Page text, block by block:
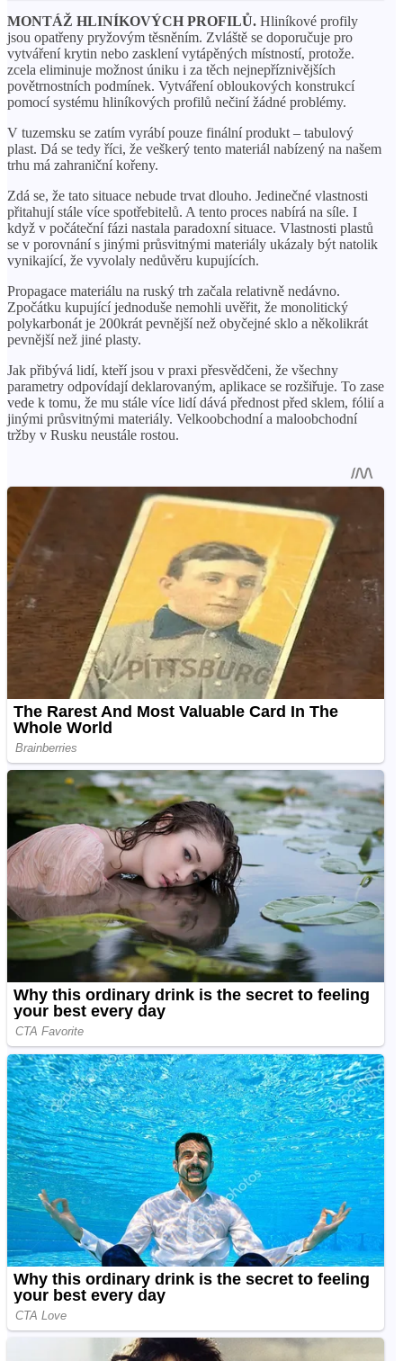
MONTÁŽ HLINÍKOVÝCH PROFILŮ. Hliníkové profily
jsou opatřeny pryžovým těsněním. Zvláště se doporučuje pro
vytváření krytin nebo zasklení vytápěných místností, protože.
zcela eliminuje možnost úniku i za těch nejnepříznivějších
povětrnostních podmínek. Vytváření obloukových konstrukcí
pomocí systému hliníkových profilů nečiní žádné problémy.
V tuzemsku se zatím vyrábí pouze finální produkt – tabulový
plast. Dá se tedy říci, že veškerý tento materiál nabízený na našem
trhu má zahraniční kořeny.
Zdá se, že tato situace nebude trvat dlouho. Jedinečné vlastnosti
přitahují stále více spotřebitelů. A tento proces nabírá na síle. I
když v počáteční fázi nastala paradoxní situace. Vlastnosti plastů
se v porovnání s jinými průsvitnými materiály ukázaly být natolik
vynikající, že vyvolaly nedůvěru kupujících.
Propagace materiálu na ruský trh začala relativně nedávno.
Zpočátku kupující jednoduše nemohli uvěřit, že monolitický
polykarbonát je 200krát pevnější než obyčejné sklo a několikrát
pevnější než jiné plasty.
Jak přibývá lidí, kteří jsou v praxi přesvědčeni, že všechny
parametry odpovídají deklarovaným, aplikace se rozšiřuje. To zase
vede k tomu, že mu stále více lidí dává přednost před sklem, fólií a
jinými průsvitnými materiály. Velkoobchodní a maloobchodní
tržby v Rusku neustále rostou.